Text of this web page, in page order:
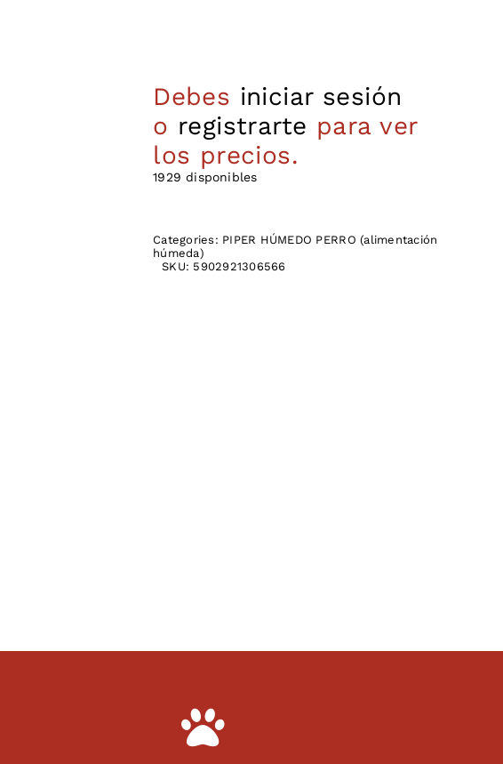
Debes iniciar sesión
o registrarte para ver
los precios.
1929 disponibles
Categories: PIPER HÚMEDO PERRO (alimentación
húmeda)
SKU: 5902921306566